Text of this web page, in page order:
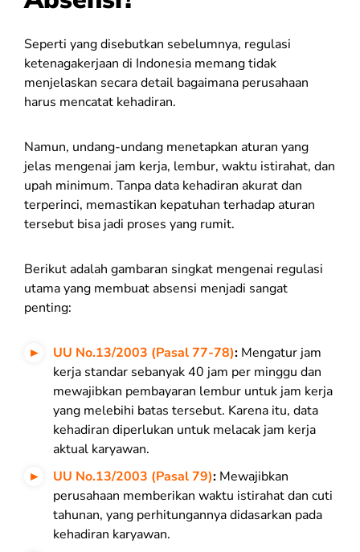
Seperti yang disebutkan sebelumnya, regulasi
ketenagakerjaan di Indonesia memang tidak
menjelaskan secara detail bagaimana perusahaan
harus mencatat kehadiran.
Namun, undang-undang menetapkan aturan yang
jelas mengenai jam kerja, lembur, waktu istirahat, dan
upah minimum. Tanpa data kehadiran akurat dan
terperinci, memastikan kepatuhan terhadap aturan
tersebut bisa jadi proses yang rumit.
Berikut adalah gambaran singkat mengenai regulasi
utama yang membuat absensi menjadi sangat
penting:
UU No.13/2003 (Pasal 77-78): Mengatur jam
kerja standar sebanyak 40 jam per minggu dan
mewajibkan pembayaran lembur untuk jam kerja
yang melebihi batas tersebut. Karena itu, data
kehadiran diperlukan untuk melacak jam kerja
aktual karyawan.
UU No.13/2003 (Pasal 79): Mewajibkan
perusahaan memberikan waktu istirahat dan cuti
tahunan, yang perhitungannya didasarkan pada
kehadiran karyawan.